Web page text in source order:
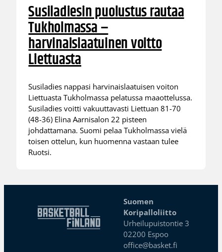
Susiladiesin puolustus rautaa
Tukholmassa –
harvinaislaatuinen voitto
Liettuasta
Susiladies nappasi harvinaislaatuisen voiton
Liettuasta Tukholmassa pelatussa maaottelussa.
Susiladies voitti vakuuttavasti Liettuan 81-70
(48-36) Elina Aarnisalon 22 pisteen
johdattamana. Suomi pelaa Tukholmassa vielä
toisen ottelun, kun huomenna vastaan tulee
Ruotsi.
Suomen
Koripalloliitto
Urheilupuistontie 3
02200 Espoo
office@basket.fi